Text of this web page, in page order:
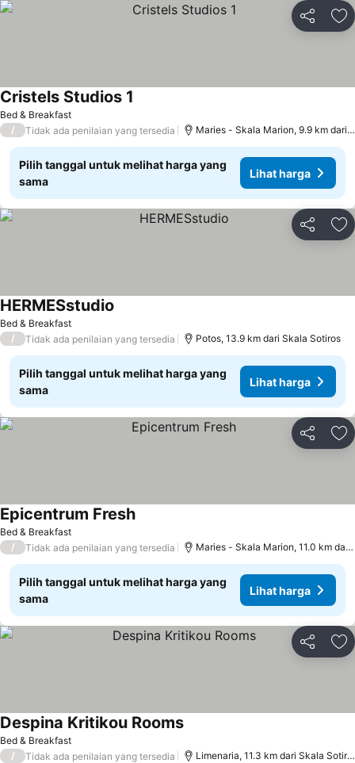
Bagikan
Bed & Breakfast
Cristels Studios 1
/ Tidak ada penilaian yang tersedia Maries - Skala Marion, 9.9 km dari
Pilih tanggal untuk melihat harga yang
sama
Lihat harga
Bagikan
Bed & Breakfast
HERMESstudio
/ Tidak ada penilaian yang tersedia Potos, 13.9 km dari Skala Sotiros
Pilih tanggal untuk melihat harga yang
sama
Lihat harga
Bagikan
Bed & Breakfast
Epicentrum FreshLihat harga
/ Tidak ada penilaian yang tersedia Maries - Skala Marion, 11.0 km dari
Pilih tanggal untuk melihat harga yang
sama
Lihat harga
Bagikan
Bed & Breakfast
Despina Kritikou RoomsLihat harga
/ Tidak ada penilaian yang tersedia Limenaria, 11.3 km dari Skala